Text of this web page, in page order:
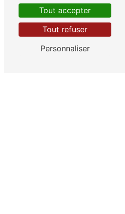
Tout accepter
Tout refuser
Personnaliser